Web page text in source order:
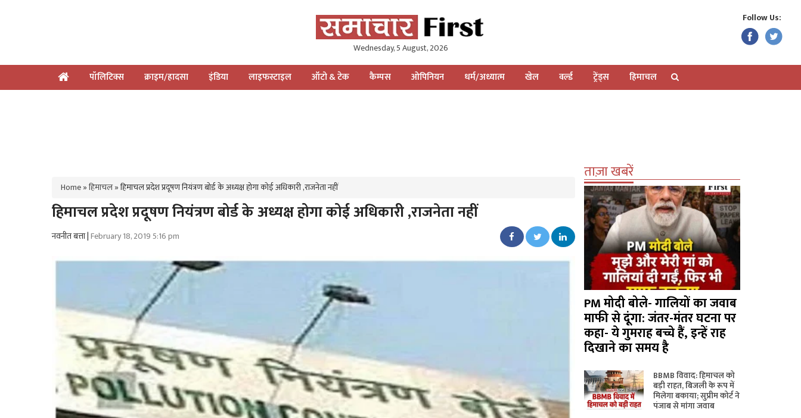
Wednesday, 5 August, 2026
Follow Us:
पॉलिटिक्स क्राइम/हादसा इंडिया लाइफस्टाइल ऑटो & टेक कैम्पस ओपिनियन धर्म/अध्यात्म खेल वर्ल्ड ट्रेंड्स हिमाचल
Home»हिमाचल»हिमाचल प्रदेश प्रदूषण नियंत्रण बोर्ड के अध्यक्ष होगा कोई अधिकारी ,राजनेता नहीं
हिमाचल प्रदेश प्रदूषण नियंत्रण बोर्ड के अध्यक्ष होगा कोई अधिकारी ,राजनेता नहीं
नवनीत बत्ता |February 18, 2019 5:16 pm
ताज़ा खबरें
PM मोदी बोले- गालियों का जवाब
माफी से दूंगा: जंतर-मंतर घटना पर
कहा- ये गुमराह बच्चे हैं, इन्हें राह
दिखाने का समय है
BBMB विवाद: हिमाचल को
बड़ी राहत, बिजली के रूप में
मिलेगा बकाया; सुप्रीम कोर्ट ने
पंजाब से मांगा जवाब